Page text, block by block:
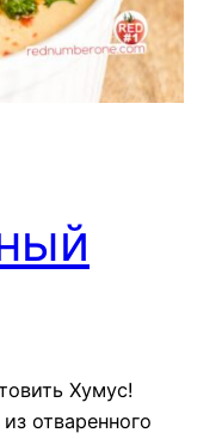
Хумус!
отваренного